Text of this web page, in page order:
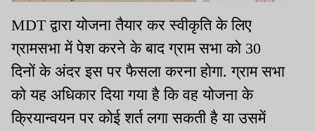
MDT द्वारा योजना तैयार कर स्वीकृति के लिए
ग्रामसभा में पेश करने के बाद ग्राम सभा को 30
दिनों के अंदर इस पर फैसला करना होगा. ग्राम सभा
को यह अधिकार दिया गया है कि वह योजना के
क्रियान्वयन पर कोई शर्त लगा सकती है या उसमें